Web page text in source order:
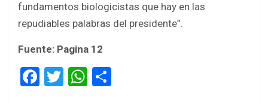
fundamentos biologicistas que hay en las
repudiables palabras del presidente”.
Fuente: Pagina 12
F
T
W